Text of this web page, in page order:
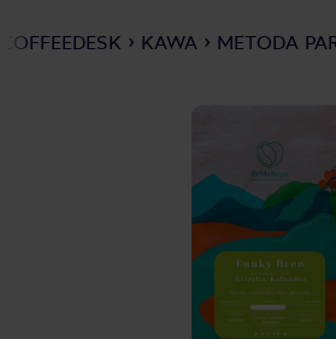
COFFEEDESK KAWA METODA